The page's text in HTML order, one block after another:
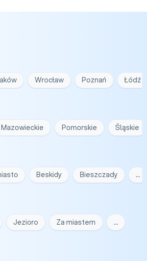
Wrocław Poznań Łódź
Mazowieckie Pomorskie Śląskie
Beskidy Bieszczady …
Jezioro Za miastem …